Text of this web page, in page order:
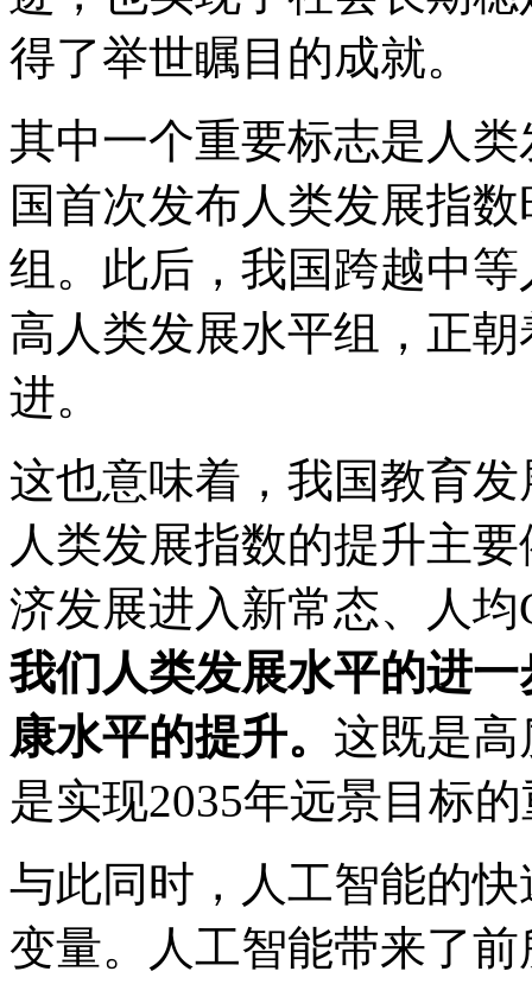
得了举世瞩目的成就。
其中一个重要标志是人
国首次发布人类发展指
组。此后，我国跨越中
高人类发展水平组，正
进。
这也意味着，我国教育
人类发展指数的提升主
济发展进入新常态、人
我们人类发展水平的进
康水平的提升。 这既是
是实现2035年远景目标
与此同时，人工智能的
变量。人工智能带来了